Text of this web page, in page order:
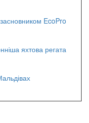
EcoPro
яхтова регата